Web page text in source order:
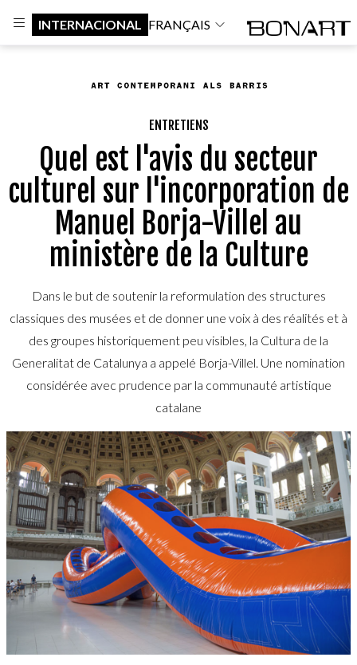
INTERNACIONAL FRANÇAIS
ENTRETIENS
Quel est l'avis du secteur
culturel sur l'incorporation de
Manuel Borja-Villel au
ministère de la Culture
Dans le but de soutenir la reformulation des structures
classiques des musées et de donner une voix à des réalités et à
des groupes historiquement peu visibles, la Cultura de la
Generalitat de Catalunya a appelé Borja-Villel. Une nomination
considérée avec prudence par la communauté artistique
catalane